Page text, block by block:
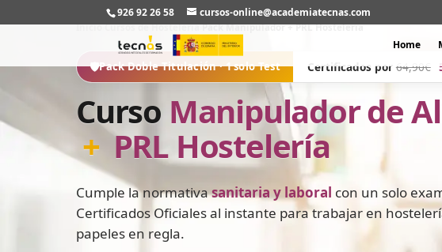
926 92 26 58 cursos-online@academiatecnas.com
Home
Inicio›Cursos de Hostelería›Pack Manipulador + PRL Hostelería
Pack Doble Titulación · 1 solo Test Certificados por 64,90€
Curso Manipulador de
+ PRL Hostelería
Cumple la normativasanitaria y laboral con un solo
Certificados Oficiales al instante para trabajar en
papeles en regla.